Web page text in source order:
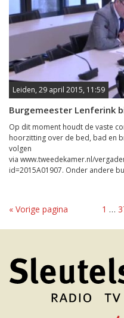
Leiden, 29 april 2015, 11:59
Burgemeester Lenferink
Op dit moment houdt de vaste
hoorzitting over de bed, bad en
volgen
via www.tweedekamer.nl/
id=2015A01907. Onder andere
« Vorige pagina 1 …